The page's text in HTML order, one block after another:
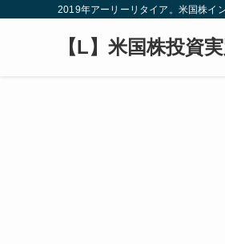
2019年アーリーリタイア。米国株イ
【L】米国株投資